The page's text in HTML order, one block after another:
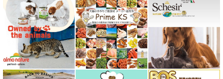
プロデン ProDen
ベイリーコー Bailey+Co
ベッツソリューション VetSolution